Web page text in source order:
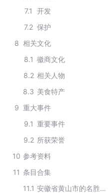
7.1
开发
7.2 保护
8 相关文化
8.1 徽商文化
8.2 相关人物
8.3 美食特产
9 重大事件
9.1 重要事件
9.2 所获荣誉
10 参考资料
11 条目合集
11.1
安徽省黄山市的名胜古迹